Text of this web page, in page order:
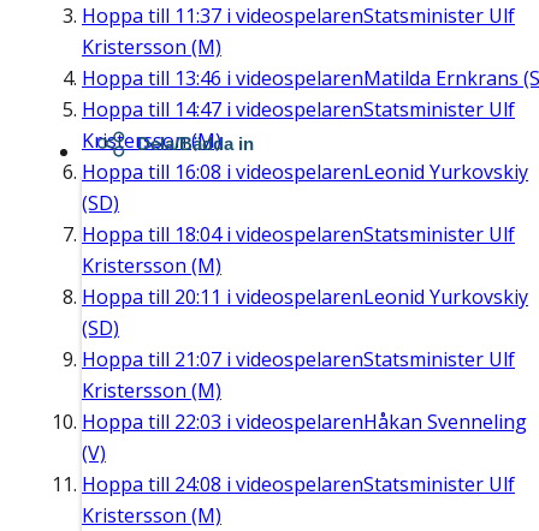
Hoppa till 11:37 i videospelarenStatsminister Ulf
Kristersson (M)
Hoppa till 13:46 i videospelarenMatilda Ernkrans
Hoppa till 14:47 i videospelarenStatsminister Ulf
Kristersson (M)
Hoppa till 16:08 i videospelarenLeonid Yurkovskiy
(SD)
Hoppa till 18:04i videospelarenStatsminister Ulf
Kristersson (M)
Hoppa till 20:11 i videospelarenLeonid Yurkovskiy
(SD)
Hoppa till 21:07 i videospelarenStatsminister Ulf
Kristersson (M)
Hoppa till 22:03 i videospelarenHåkan Svenneling
(V)
Hoppa till 24:08 i videospelarenStatsminister Ulf
Kristersson (M)
Dela/Bädda in